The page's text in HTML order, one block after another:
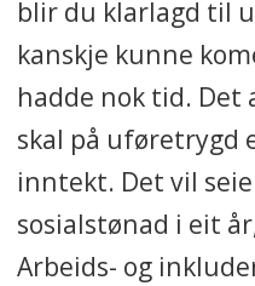
blir du klarlagd til
kanskje kunne
hadde nok tid. Det
skal på uføretrygd
inntekt. Det vil
sosialstønad i eit
Arbeids- og